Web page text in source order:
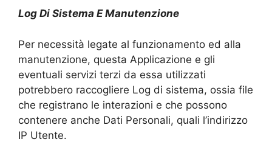
Log Di Sistema E Manutenzione
Per necessità legate al funzionamento ed alla
manutenzione, questa Applicazione e gli
eventuali servizi terzi da essa utilizzati
potrebbero raccogliere Log di sistema, ossia file
che registrano le interazioni e che possono
contenere anche Dati Personali, quali l’indirizzo
IP Utente.